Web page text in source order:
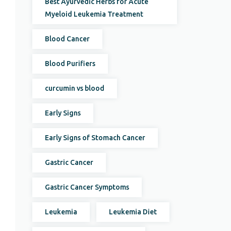
Myeloid Leukemia Treatment
Blood Cancer
Blood Purifiers
curcumin vs blood
Early Signs
Early Signs of Stomach Cancer
Gastric Cancer
Gastric Cancer Symptoms
Leukemia Leukemia Diet